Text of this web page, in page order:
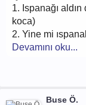
1. Ispanağı
koca)
2. Yine mi
Devamını oku...
Buse Ö.